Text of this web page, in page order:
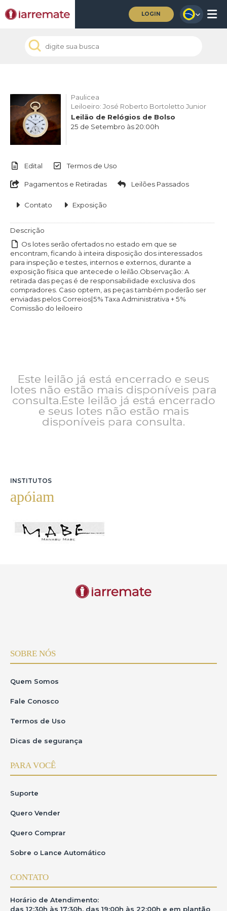
LOGIN
Paulicea
Leiloeiro: José Roberto Bortoletto Junior
Leilão de Relógios de Bolso
25 de Setembro às 20:00h
Edital Termos de Uso
Pagamentos e Retiradas Leilões Passados
Contato Exposição
Descrição
Os lotes serão ofertados no estado em que se
encontram, ficando à inteira disposição dos interessados
para inspeção e testes, internos e externos, durante a
exposição física que antecede o leilão.Observação: A
retirada das peças é de responsabilidade exclusiva dos
compradores. Caso optem, as peças também poderão ser
enviadas pelos Correios|5% Taxa Administrativa + 5%
Comissão do leiloeiro
Este leilão já está encerrado e seus
lotes não estão mais disponíveis para
consulta.Este leilão já está encerrado
e seus lotes não estão mais
disponíveis para consulta.
INSTITUTOS
apóiam
SOBRE NÓS
Quem Somos
Fale Conosco
Termos de Uso
Dicas de segurança
PARA VOCÊ
Suporte
Quero Vender
Quero Comprar
Sobre o Lance Automático
CONTATO
Horário de Atendimento:
das 12:30h às 17:30h, das 19:00h às 22:00h e em plantão